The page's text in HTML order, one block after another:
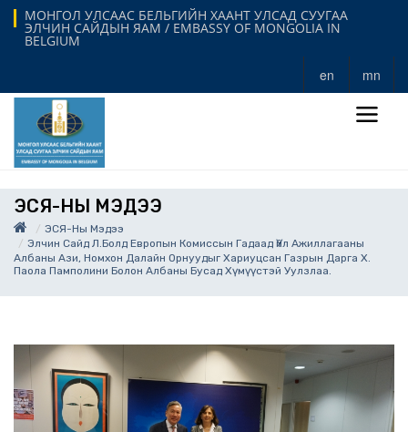
МОНГОЛ УЛСААС БЕЛЬГИЙН ХААНТ УЛСАД СУУГАА
ЭЛЧИН САЙДЫН ЯАМ / EMBASSY OF MONGOLIA IN
BELGIUM
en mn
ЭСЯ-НЫ МЭДЭЭ
ЭСЯ-Ны Мэдээ
Элчин Сайд Л.Болд Европын Комиссын Гадаад Үйл Ажиллагааны
Албаны Ази, Номхон Далайн Орнуудыг Хариуцсан Газрын Дарга Х.
Паола Памполини Болон Албаны Бусад Хүмүүстэй Уулзлаа.